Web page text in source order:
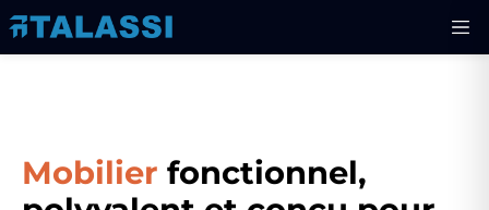
Mobilier fonctionnel,